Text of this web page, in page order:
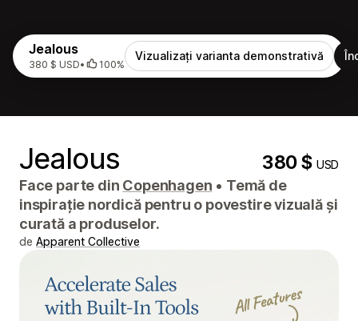
Jealous
380 $ USD• 100%
Vizualizați varianta demonstrativă
Jealous 380 $USD
Face parte din Copenhagen • Temă de
inspirație nordică pentru o povestire vizuală și
curată a produselor.
de Apparent Collective